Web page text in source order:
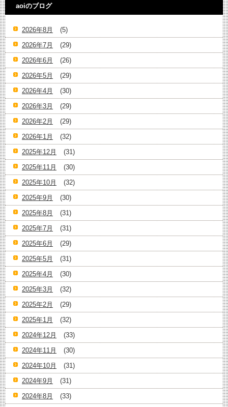
aoiのブログ
2026年8月
(5)
2026年7月
(29)
2026年6月
(26)
2026年5月
(29)
2026年4月
(30)
2026年3月
(29)
2026年2月
(29)
2026年1月
(32)
2025年12月
(31)
2025年11月
(30)
2025年10月
(32)
2025年9月
(30)
2025年8月
(31)
2025年7月
(31)
2025年6月
(29)
2025年5月
(31)
2025年4月
(30)
2025年3月
(32)
2025年2月
(29)
2025年1月
(32)
2024年12月
(33)
2024年11月
(30)
2024年10月
(31)
2024年9月
(31)
2024年8月
(33)